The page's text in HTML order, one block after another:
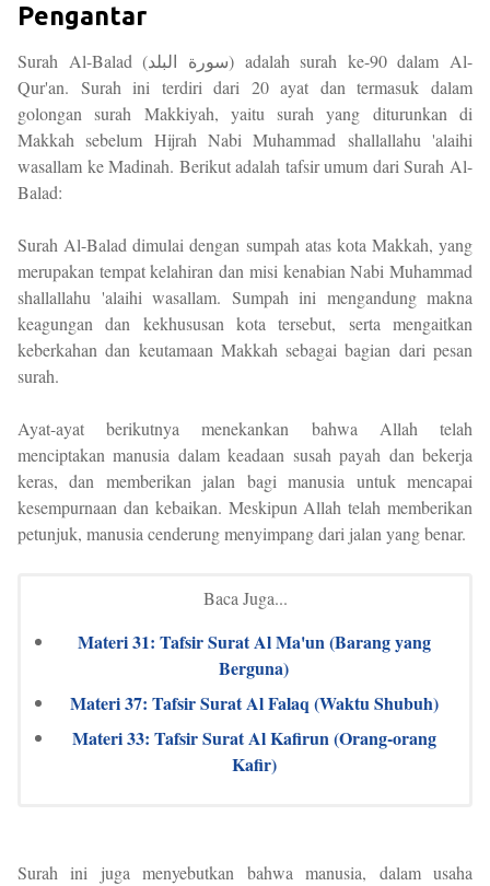
Pengantar
Surah Al-Balad (سورة البلد) adalah surah ke-90 dalam Al-
Qur'an. Surah ini terdiri dari 20 ayat dan termasuk dalam
golongan surah Makkiyah, yaitu surah yang diturunkan di
Makkah sebelum Hijrah Nabi Muhammad shallallahu 'alaihi
wasallam ke Madinah. Berikut adalah tafsir umum dari Surah Al-
Balad:
Surah Al-Balad dimulai dengan sumpah atas kota Makkah, yang
merupakan tempat kelahiran dan misi kenabian Nabi Muhammad
shallallahu 'alaihi wasallam. Sumpah ini mengandung makna
keagungan dan kekhususan kota tersebut, serta mengaitkan
keberkahan dan keutamaan Makkah sebagai bagian dari pesan
surah.
Ayat-ayat berikutnya menekankan bahwa Allah telah
menciptakan manusia dalam keadaan susah payah dan bekerja
keras, dan memberikan jalan bagi manusia untuk mencapai
kesempurnaan dan kebaikan. Meskipun Allah telah memberikan
petunjuk, manusia cenderung menyimpang dari jalan yang benar.
Baca Juga...
Materi 31: Tafsir Surat Al Ma'un (Barang yang
Berguna)
Materi 37: Tafsir Surat Al Falaq (Waktu Shubuh)
Materi 33: Tafsir Surat Al Kafirun (Orang-orang
Kafir)
Surah ini juga menyebutkan bahwa manusia, dalam usaha